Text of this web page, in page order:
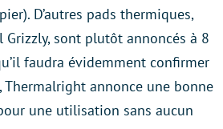
D’autres pads thermiques,
Grizzly, sont plutôt annoncés à 8
faudra évidemment confirmer
Thermalright annonce une bonne
une utilisation sans aucun